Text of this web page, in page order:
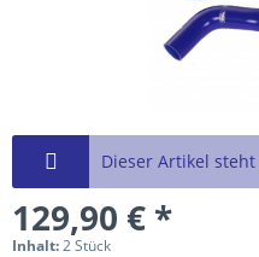
Dieser Artikel
129,90 € *
Inhalt:2 Stück